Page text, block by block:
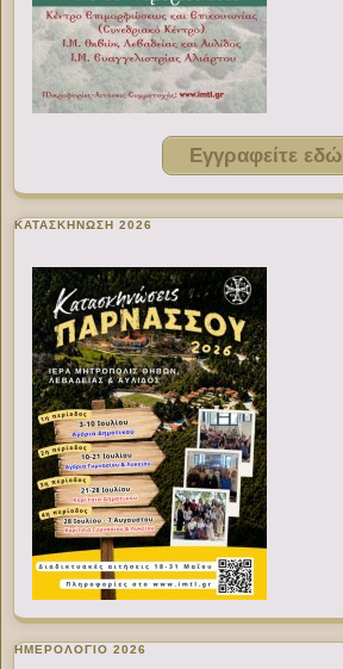
Εγγραφείτε εδώ
ΚΑΤΑΣΚΗΝΩΣΗ 2026
ΗΜΕΡΟΛΟΓΙΟ 2026